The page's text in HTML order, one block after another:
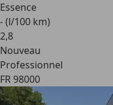
Essence
- (l/100 km)
2,8
Nouveau
Professionnel
FR 98000